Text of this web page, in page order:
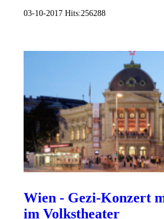
03-10-2017 Hits:256288
Wien - Gezi-Konzert
im Volkstheater